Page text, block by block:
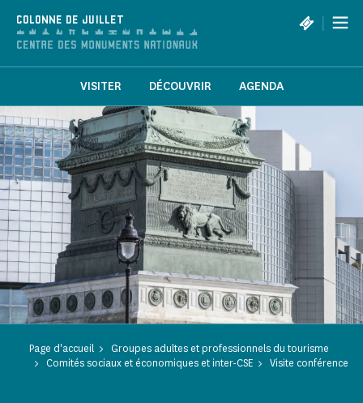
COLONNE DE JUILLET |
VISITER DÉCOUVRIR AGENDA
Page d'accueil
Groupes adultes et professionnels du tourisme
Comités sociaux et économiques et inter-CSE
Visite conférence